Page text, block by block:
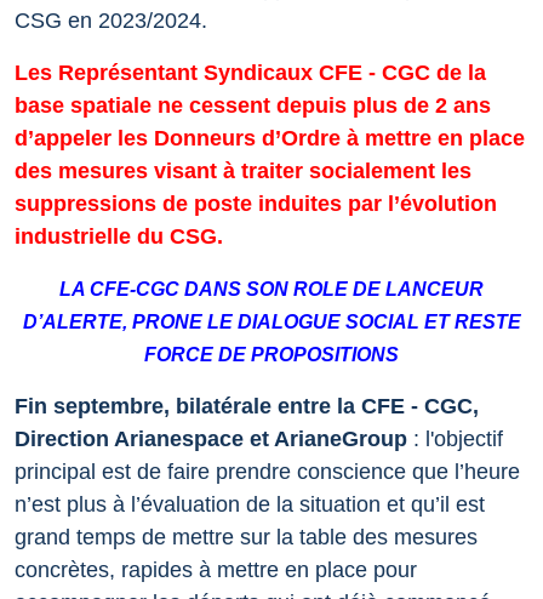
CSG en 2023/2024.
Les Représentant Syndicaux CFE - CGC de la
base spatiale ne cessent depuis plus de 2 ans
d’appeler les Donneurs d’Ordre à mettre en place
des mesures visant à traiter socialement les
suppressions de poste induites par l’évolution
industrielle du CSG.
LA CFE-CGC DANS SON ROLE DE LANCEUR
D’ALERTE, PRONE LE DIALOGUE SOCIAL ET RESTE
FORCE DE PROPOSITIONS
Fin septembre, bilatérale entre la CFE - CGC,
Direction Arianespace et ArianeGroup : l'objectif
principal est de faire prendre conscience que l’heure
n’est plus à l’évaluation de la situation et qu’il est
grand temps de mettre sur la table des mesures
concrètes, rapides à mettre en place pour